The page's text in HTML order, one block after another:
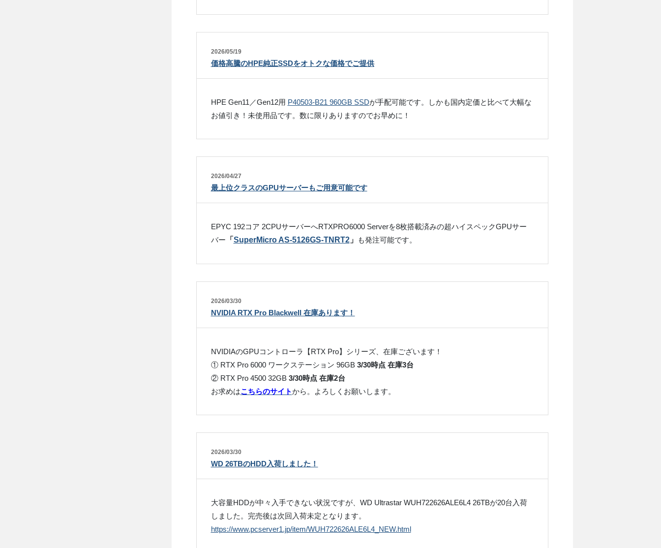
2026/05/19
価格高騰のHPE純正SSDをオトクな価格でご提供
HPE Gen11／Gen12用 P40503-B21 960GB SSDが手配可能です。しかも国内定価と比べて大幅な
お値引き！未使用品です。数に限りありますのでお早めに！
2026/04/27
最上位クラスのGPUサーバーもご用意可能です
EPYC 192コア 2CPUサーバーへRTXPRO6000 Serverを8枚搭載済みの超ハイスペックGPUサー
バー 「 SuperMicro AS-5126GS-TNRT2」 も発注可能です。
2026/03/30
NVIDIA RTX Pro Blackwell 在庫あります！
NVIDIAのGPUコントローラ【RTX Pro】シリーズ、在庫ございます！
① RTX Pro 6000 ワークステーション 96GB 3/30時点 在庫3台
② RTX Pro 4500 32GB 3/30時点 在庫2台
お求めはこちらのサイトから。よろしくお願いします。
2026/03/30
WD 26TBのHDD入荷しました！
大容量HDDが中々入手できない状況ですが、WD Ultrastar WUH722626ALE6L4 26TBが20台入荷
しました。完売後は次回入荷未定となります。
https://www.pcserver1.jp/item/WUH722626ALE6L4_NEW.html